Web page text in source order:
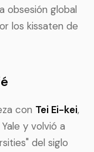
obsesión global
los kissaten de
con Tei Ei-kei,
y volvió a
del siglo